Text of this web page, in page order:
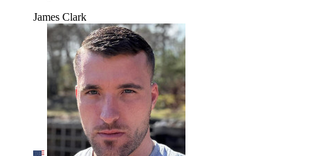
James Clark